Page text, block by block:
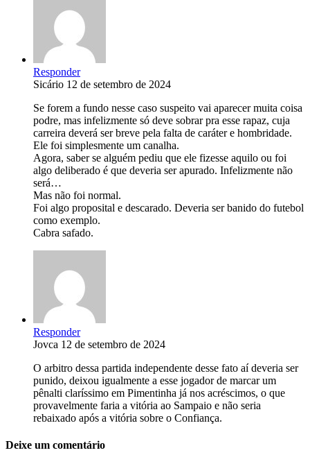
Responder
Sicário 12 de setembro de 2024
Se forem a fundo nesse caso suspeito vai aparecer muita coisa
podre, mas infelizmente só deve sobrar pra esse rapaz, cuja
carreira deverá ser breve pela falta de caráter e hombridade.
Ele foi simplesmente um canalha.
Agora, saber se alguém pediu que ele fizesse aquilo ou foi
algo deliberado é que deveria ser apurado. Infelizmente não
será…
Mas não foi normal.
Foi algo proposital e descarado. Deveria ser banido do futebol
como exemplo.
Cabra safado.
Responder
Jovca 12 de setembro de 2024
O arbitro dessa partida independente desse fato aí deveria ser
punido, deixou igualmente a esse jogador de marcar um
pênalti claríssimo em Pimentinha já nos acréscimos, o que
provavelmente faria a vitória ao Sampaio e não seria
rebaixado após a vitória sobre o Confiança.
Deixe um comentário